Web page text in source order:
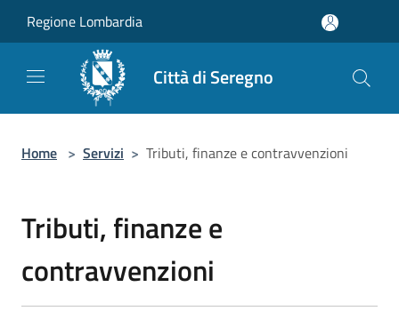
Regione Lombardia
Città di Seregno
Home > Servizi > Tributi, finanze e contravvenzioni
Tributi, finanze e
contravvenzioni